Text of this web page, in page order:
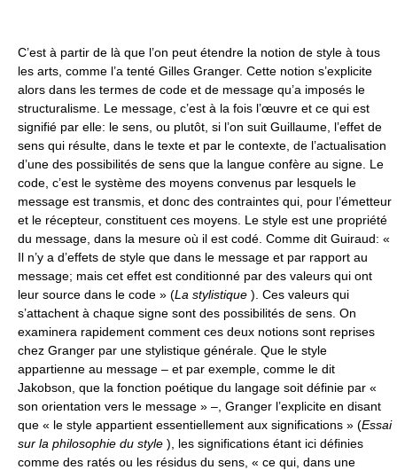
C’est à partir de là que l’on peut étendre la notion de style à tous
les arts, comme l’a tenté Gilles Granger. Cette notion s’explicite
alors dans les termes de code et de message qu’a imposés le
structuralisme. Le message, c’est à la fois l’œuvre et ce qui est
signifié par elle: le sens, ou plutôt, si l’on suit Guillaume, l’effet de
sens qui résulte, dans le texte et par le contexte, de l’actualisation
d’une des possibilités de sens que la langue confère au signe. Le
code, c’est le système des moyens convenus par lesquels le
message est transmis, et donc des contraintes qui, pour l’émetteur
et le récepteur, constituent ces moyens. Le style est une propriété
du message, dans la mesure où il est codé. Comme dit Guiraud: «
Il n’y a d’effets de style que dans le message et par rapport au
message; mais cet effet est conditionné par des valeurs qui ont
leur source dans le code » (La stylistique ). Ces valeurs qui
s’attachent à chaque signe sont des possibilités de sens. On
examinera rapidement comment ces deux notions sont reprises
chez Granger par une stylistique générale. Que le style
appartienne au message – et par exemple, comme le dit
Jakobson, que la fonction poétique du langage soit définie par «
son orientation vers le message » –, Granger l’explicite en disant
que « le style appartient essentiellement aux significations » (Essai
sur la philosophie du style ), les significations étant ici définies
comme des ratés ou les résidus du sens, « ce qui, dans une